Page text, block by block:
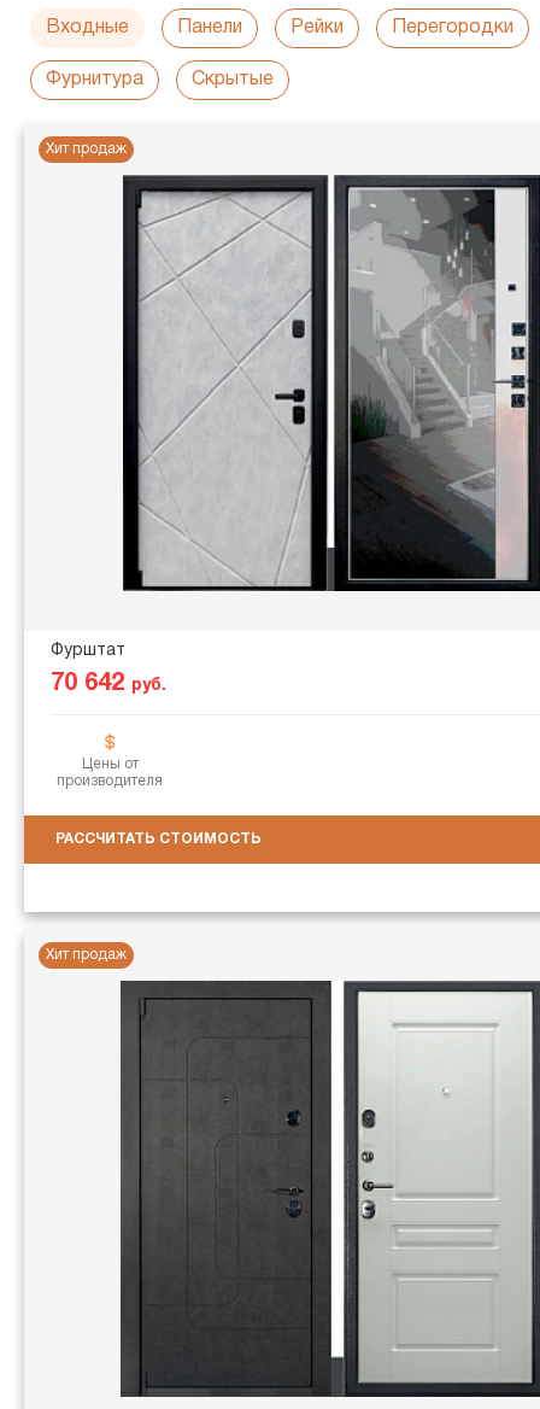
Входные Панели Рейки Перегородки
Фурнитура Скрытые
Хит продаж
Фурштат
70 642 руб.
Цены от
производителя
РАССЧИТАТЬ СТОИМОСТЬ
Хит продаж